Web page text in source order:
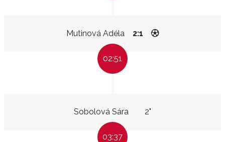
Mutinová Adéla 2:1
02:51
Sobolová Sára 2"
03:37